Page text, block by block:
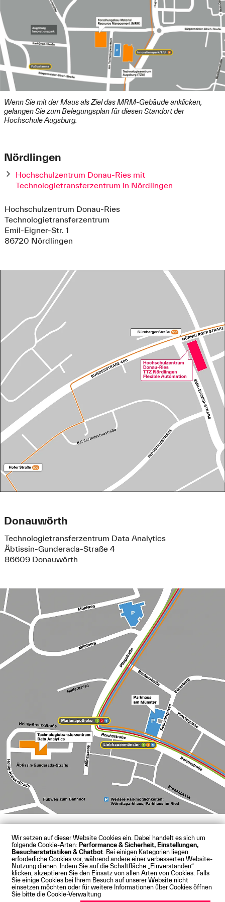
Wir setzen auf dieser Website Cookies ein. Dabei handelt es sich um
folgende Cookie-Arten: Performance & Sicherheit, Einstellungen,
Besucherstatistiken & Chatbot . Bei einigen Kategorien liegen
erforderliche Cookies vor, während andere einer verbesserten Website-
Nutzung dienen. Indem Sie auf die Schaltfläche „Einverstanden“
klicken, akzeptieren Sie den Einsatz von allen Arten von Cookies. Falls
Sie einige Cookies bei Ihrem Besuch auf unserer Website nicht
einsetzen möchten oder für weitere Informationen über Cookies öffnen
Sie bitte die Cookie-Verwaltung
Wenn Sie mit der Maus als Ziel das MRM-Gebäude anklicken,
gelangen Sie zum Belegungsplan für diesen Standort der
Hochschule Augsburg.
Nördlingen
Hochschulzentrum Donau-Ries mit
Technologietransferzentrum in Nördlingen
Hochschulzentrum Donau-Ries
Technologietransferzentrum
Emil-Eigner-Str. 1
86720 Nördlingen
Donauwörth
Technologietransferzentrum Data Analytics
Äbtissin-Gunderada-Straße 4
86609 Donauwörth
Impressum Datenschutz Cookies
Barrierefreiheit
Kontakt Presse Anfahrt Intranet Webmail
© Technische Hochschule Augsburg